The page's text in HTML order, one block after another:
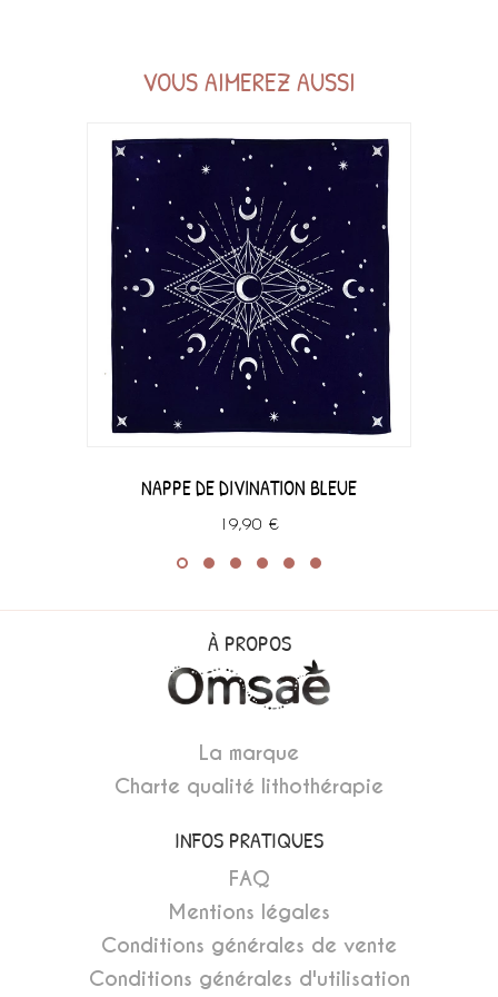
VOUS AIMEREZ AUSSI
NAPPE DE DIVINATION BLEUE
19,90 €
À PROPOS
La marque
Charte qualité lithothérapie
INFOS PRATIQUES
FAQ
Mentions légales
Conditions générales de vente
Conditions générales d'utilisation